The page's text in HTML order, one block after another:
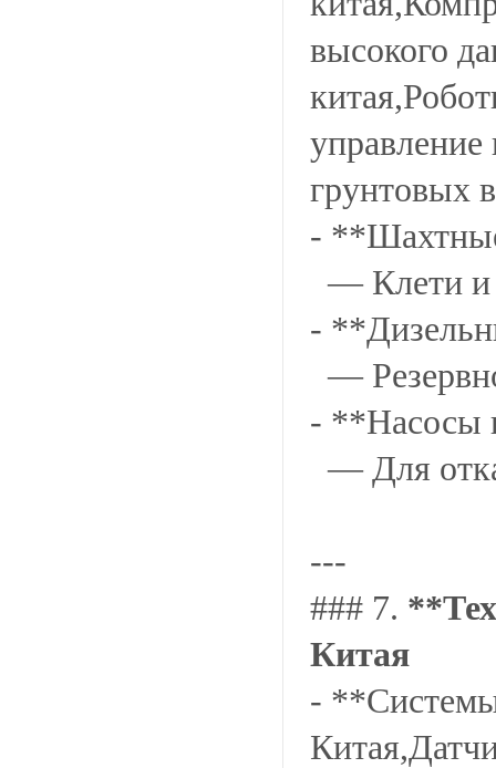
высокого
грунтовых
-
— Клети и
-
—
- **Насосы
— Для
---
### 7.
Китая
- **Системы